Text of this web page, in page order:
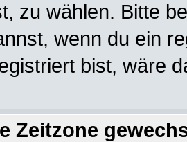
zu wählen. Bitte
wenn du ein
bist, wäre
Zeitzone